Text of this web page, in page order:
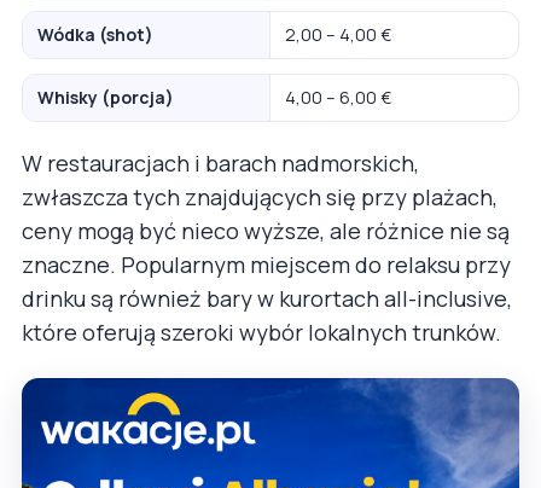
Wódka (shot) 2,00 – 4,00 €
Whisky (porcja) 4,00 – 6,00 €
W restauracjach i barach nadmorskich,
zwłaszcza tych znajdujących się przy plażach,
ceny mogą być nieco wyższe, ale różnice nie są
znaczne. Popularnym miejscem do relaksu przy
drinku są również bary w kurortach all-inclusive,
które oferują szeroki wybór lokalnych trunków.